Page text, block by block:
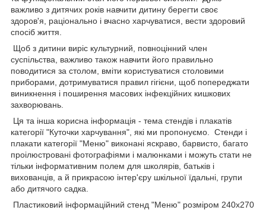
важливо з дитячих років навчити дитину берегти своє
здоров'я, раціонально і вчасно харчуватися, вести здоровий
спосіб життя.
Щоб з дитини виріс культурний, повноцінний член
суспільства, важливо також навчити його правильно
поводитися за столом, вміти користуватися столовими
приборами, дотримуватися правил гігієни, щоб попереджати
виникнення і поширення масових інфекційних кишкових
захворювань.
Ця та інша корисна інформація - тема стендів і плакатів
категорії "Куточки харчування", які ми пропонуємо. Стенди і
плакати категорії "Меню" виконані яскраво, барвисто, багато
проілюстровані фотографіями і малюнками і можуть стати не
тільки інформативним полем для школярів, батьків і
вихованців, а й прикрасою інтер'єру шкільної їдальні, групи
або дитячого садка.
Пластиковий інформаційний стенд "Меню" розміром 240х270